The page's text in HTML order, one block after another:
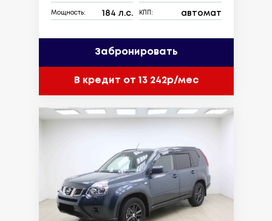
Мощность: 184 л.с. КПП: автомат
Забронировать
В кредит от 13 242р/мес